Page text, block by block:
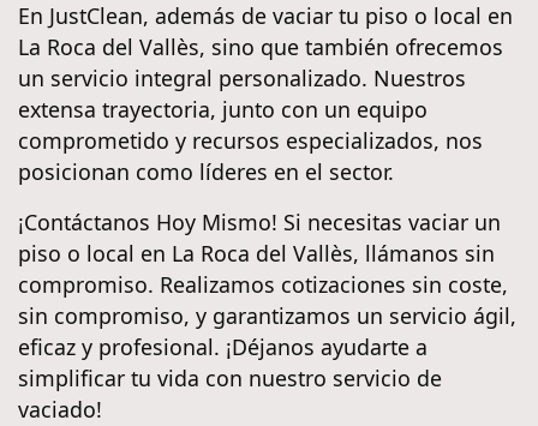
En JustClean, además de vaciar tu piso o local en
La Roca del Vallès, sino que también ofrecemos
un servicio integral personalizado. Nuestros
extensa trayectoria, junto con un equipo
comprometido y recursos especializados, nos
posicionan como líderes en el sector.
¡Contáctanos Hoy Mismo! Si necesitas vaciar un
piso o local en La Roca del Vallès, llámanos sin
compromiso. Realizamos cotizaciones sin coste,
sin compromiso, y garantizamos un servicio ágil,
eficaz y profesional. ¡Déjanos ayudarte a
simplificar tu vida con nuestro servicio de
vaciado!